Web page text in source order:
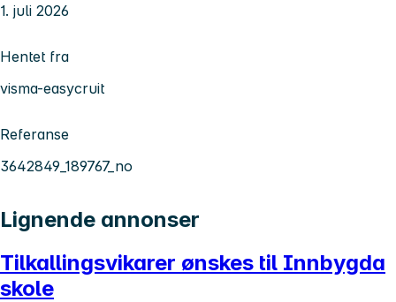
1. juli 2026
Hentet fra
visma-easycruit
Referanse
3642849_189767_no
Lignende annonser
Tilkallingsvikarer ønskes til Innbygda
skole